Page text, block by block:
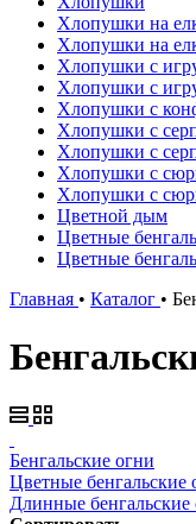
Хлопушки на
Хлопушки на
Хлопушки с
Хлопушки с
Хлопушки с
Хлопушки с
Хлопушки с
Хлопушки с
Хлопушки с
Цветной дым
Цветные
Цветные
Главная • Каталог •
Бенгальские огни
Цветные бенгальские
Длинные бенгальские